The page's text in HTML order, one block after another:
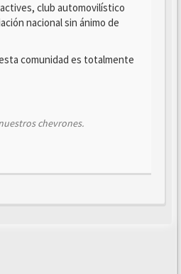
club automovilístico
nacional sin ánimo de
comunidad es totalmente
chevrones.